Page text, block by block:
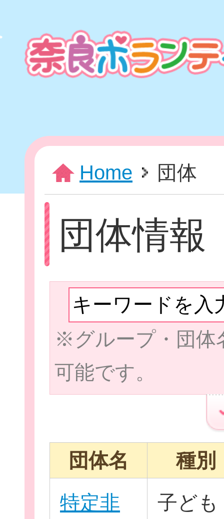
HOME
Let'sボランテ
子ども向けボ
ボランティア
イベント・講
Home 団体
団体情報
※グループ・団体
可能
団体名
種別
特定非
子ども